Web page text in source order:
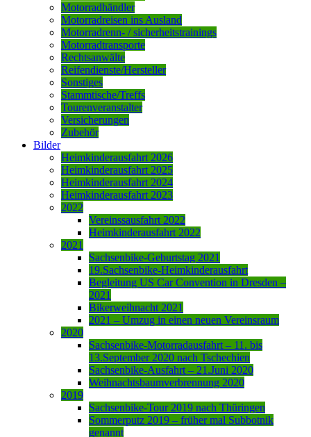
Motorradhändler
Motorradreisen ins Ausland
Motorradrenn- / sicherheitstrainings
Motorradtransporte
Rechtsanwälte
Reifendienste/Hersteller
Sonstiges
Stammtische/Treffs
Tourenveranstalter
Versicherungen
Zubehör
Bilder
Heimkinderausfahrt 2026
Heimkinderausfahrt 2025
Heimkinderausfahrt 2024
Heimkinderausfahrt 2023
2022
Vereinssausfahrt 2022
Heimkinderausfahrt 2022
2021
Sachsenbike-Geburtstag 2021
19.Sachsenbike-Heimkinderausfahrt
Begleitung US Car Convention in Dresden –
2021
Bikerweihnacht 2021
2021 – Umzug in einen neuen Vereinsraum
2020
Sachsenbike-Motorradausfahrt – 11. bis
13.September 2020 nach Tschechien
Sachsenbike-Ausfahrt – 21.Juni 2020
Weihnachtsbaumverbrennung 2020
2019
Sachsenbike-Tour 2019 nach Thüringen
Sommerputz 2019 – früher mal Subbotnik
genannt